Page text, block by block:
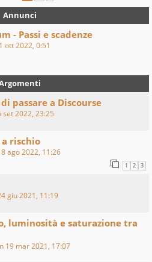
Annunci
- Passi e scadenze
ott 2022, 0:51
passare a Discourse
set 2022, 23:25
rischio
ago 2022, 11:26
1 2 3
giu 2021, 11:19
luminosità e saturazione tra
19 mar 2021, 17:07